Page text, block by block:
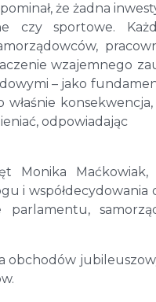
że żadna
czy sportowe.
wzajemnego
– jako
odpowiadając
Monika
i współdecydowania
parlamentu,
obchodów